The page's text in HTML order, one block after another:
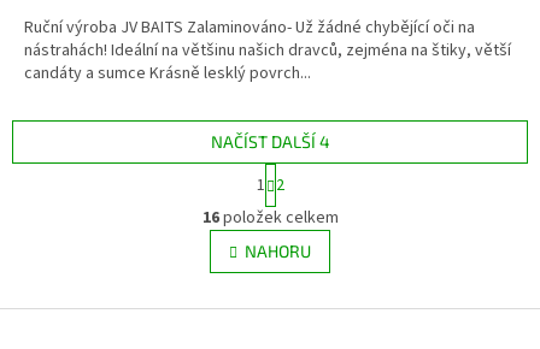
Ruční výroba JV BAITS Zalaminováno- Už žádné chybějící oči na
nástrahách! Ideální na většinu našich dravců, zejména na štiky, větší
candáty a sumce Krásně lesklý povrch...
O
v
l
á
NAČÍST DALŠÍ 4
S
t
r
á
n
k
v
1 2
16položek celkem
NAHORU